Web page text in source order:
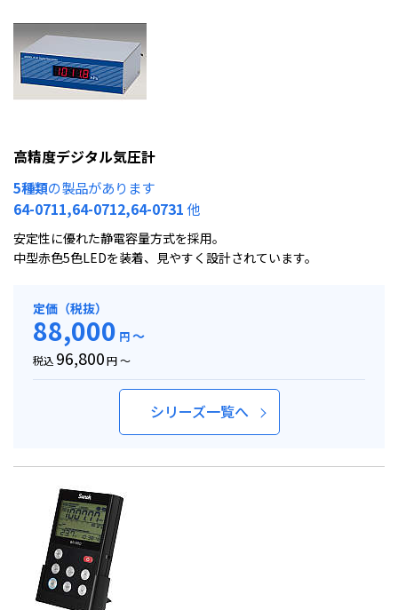
高精度デジタル気圧計
5種類の製品があります
64-0711,64-0712,64-0731他
安定性に優れた静電容量方式を採用。
中型赤色5色LEDを装着、見やすく設計されています。
定価（税抜）
88,000 円～
税込 96,800円 ～
シリーズ一覧へ